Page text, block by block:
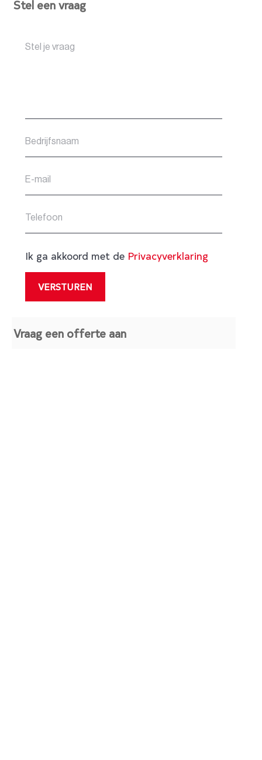
Stel een vraag
Ik ga akkoord met de Privacyverklaring
Vraag een offerte aan